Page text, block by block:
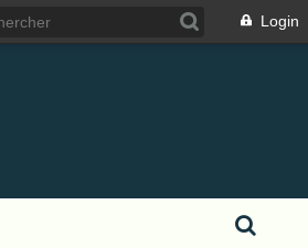
Login